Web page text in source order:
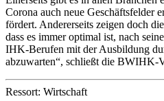
Corona auch neue Geschäftsfelder
fördert. Andererseits zeigen doch
dass es immer optimal ist, nach
IHK-Berufen mit der Ausbildung
abzuwarten“, schließt die BWIHK-
Ressort: Wirtschaft